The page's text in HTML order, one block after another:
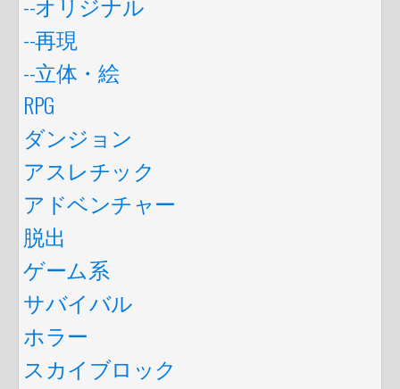
--再現
--立体・絵
RPG
ダンジョン
アスレチック
アドベンチャー
脱出
ゲーム系
サバイバル
ホラー
スカイブロック